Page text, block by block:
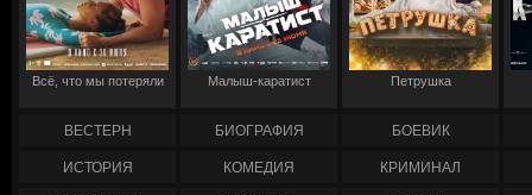
Всё, что мы потеряли Малыш-каратист Петрушка
ВЕСТЕРН БИОГРАФИЯ БОЕВИК
ИСТОРИЯ КОМЕДИЯ КРИМИНАЛ